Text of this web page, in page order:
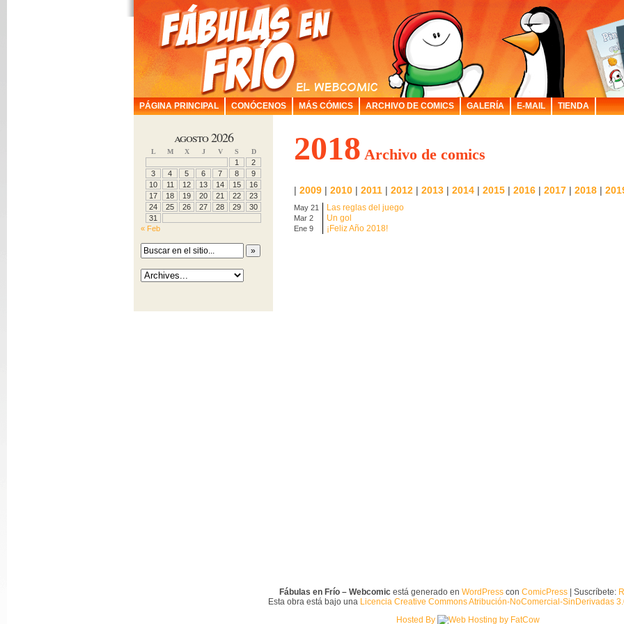
PÁGINA PRINCIPAL CONÓCENOS MÁS CÓMICS ARCHIVO DE COMICS GALERÍA E-MAIL TIENDA
agosto 2026
L M X J V S D
1
2
3
4 5 6 7 8
9
10
11 12 13 14 15
16
17
18 19 20 21 22
23
24
25 26 27 28 29
30
31
« Feb
2018 Archivo de comics
| 2009 | 2010 | 2011 | 2012 | 2013 | 2014 | 2015 | 2016 | 2017 | 2018 |
May 21 Las reglas del juego
Mar 2 Un gol
Ene 9 ¡Feliz Año 2018!
Fábulas en Frío – Webcomicestá generado en WordPresscon ComicPress| Suscríbete:
Esta obra está bajo una Licencia Creative Commons Atribución-NoComercial-SinDerivadas
Hosted By